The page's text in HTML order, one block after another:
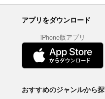
アプリをダウンロード
iPhone版アプリ
おすすめのジャンルから